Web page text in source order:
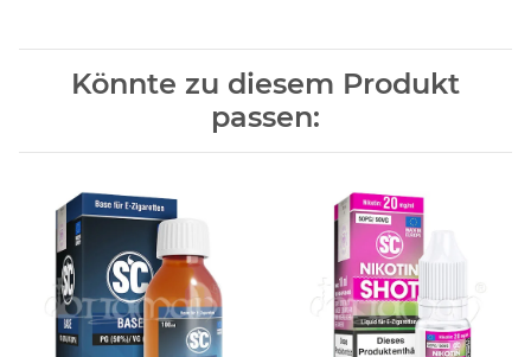
Könnte zu diesem Produkt
passen: